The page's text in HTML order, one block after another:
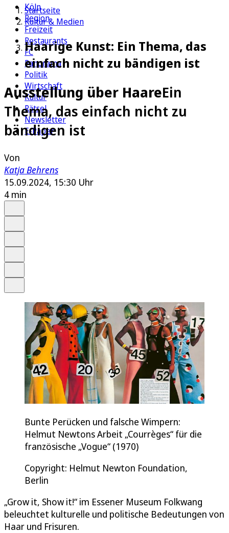
Köln
Region
Freizeit
Restaurants
FC
Panorama
Politik
Wirtschaft
Kultur
Rätsel
Newsletter
E-Paper
Startseite
Kultur & Medien
Haarige Kunst: Ein Thema, das
einfach nicht zu bändigen ist
Ausstellung über HaareEin
Thema, das einfach nicht zu
bändigen ist
Von
Katja Behrens
15.09.2024, 15:30 Uhr
4 min
Bunte Perücken und falsche Wimpern:
Helmut Newtons Arbeit „Courrèges“ für die
französische „Vogue“ (1970)
Copyright: Helmut Newton Foundation,
Berlin
„Grow it, Show it!“ im Essener Museum Folkwang
beleuchtet kulturelle und politische Bedeutungen von
Haar und Frisuren.